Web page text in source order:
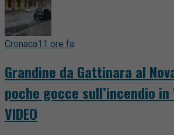
Cronaca11 ore fa
Grandine da Gattinara al
poche gocce sull’incendio in
VIDEO